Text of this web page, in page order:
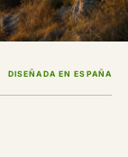
DISEÑADA EN ESPAÑA